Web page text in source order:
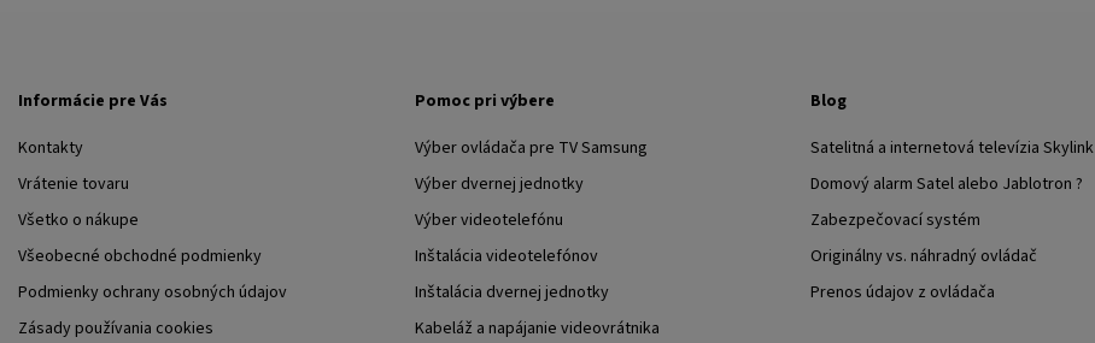
Informácie pre Vás
Kontakty
Vrátenie tovaru
Všetko o nákupe
Všeobecné obchodné podmienky
Podmienky ochrany osobných údajov
Zásady používania cookies
Pomoc pri výbere
Výber ovládača pre TV Samsung
Výber dvernej jednotky
Výber videotelefónu
Inštalácia videotelefónov
Inštalácia dvernej jednotky
Kabeláž a napájanie videovrátnika
Blog
Satelitná a internetová televízia Skylink
Domový alarm Satel alebo Jablotron ?
Zabezpečovací systém
Originálny vs. náhradný ovládač
Prenos údajov z ovládača